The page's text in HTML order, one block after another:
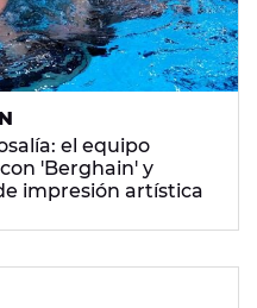
el equipo
'Berghain' y
impresión artística